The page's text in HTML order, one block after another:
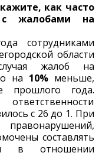
как часто
с жалобами на
сотрудниками
области
жалоб на
на 10%меньше,
прошлого года.
с 26 до 1. При
правонарушений,
составлять
в отношении